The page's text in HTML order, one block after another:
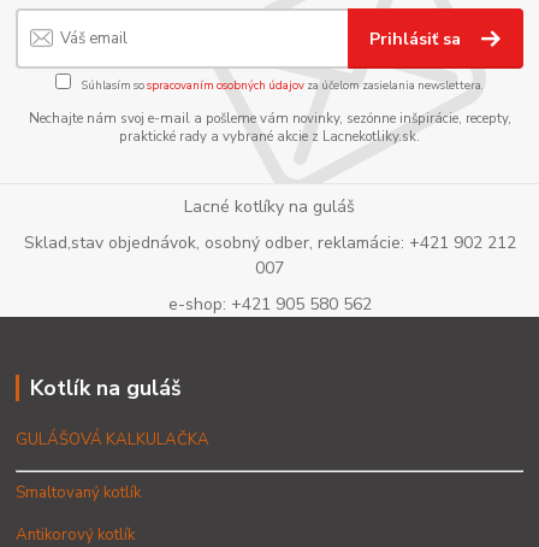
Prihlásiť sa
Súhlasím sospracovaním osobných údajov za účelom zasielania newslettera.
Nechajte nám svoj e-mail a pošleme vám novinky, sezónne inšpirácie, recepty,
praktické rady a vybrané akcie z Lacnekotliky.sk.
Lacné kotlíky na guláš
Sklad,stav objednávok, osobný odber, reklamácie: +421 902 212
007
e-shop: +421 905 580 562
Kotlík na guláš
GULÁŠOVÁ KALKULAČKA
Smaltovaný kotlík
Antikorový kotlík